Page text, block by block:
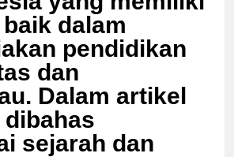
dalam
pendidikan
dan
Dalam artikel
dibahas
sejarah dan